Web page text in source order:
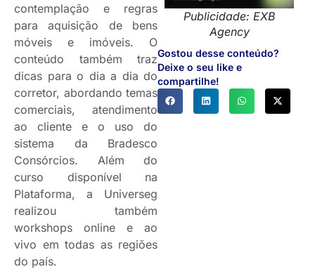
Publicidade: EXB
Agency
Gostou desse conteúdo?
Deixe o seu like e
compartilhe!
contemplação e regras
para aquisição de bens
móveis e imóveis. O
conteúdo também traz
dicas para o dia a dia do
corretor, abordando temas
comerciais, atendimento
ao cliente e o uso do
sistema da Bradesco
Consórcios. Além do
curso disponível na
Plataforma, a Universeg
realizou também
workshops online e ao
vivo em todas as regiões
do país.